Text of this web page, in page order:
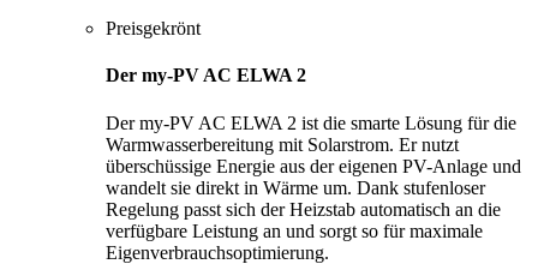
Preisgekrönt
Der my-PV AC ELWA 2
Der my-PV AC ELWA 2 ist die smarte Lösung für die
Warmwasserbereitung mit Solarstrom. Er nutzt
überschüssige Energie aus der eigenen PV-Anlage und
wandelt sie direkt in Wärme um. Dank stufenloser
Regelung passt sich der Heizstab automatisch an die
verfügbare Leistung an und sorgt so für maximale
Eigenverbrauchsoptimierung.